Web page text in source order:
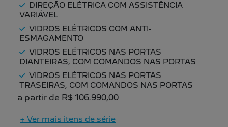
DIREÇÃO ELÉTRICA COM ASSISTÊNCIA
VARIÁVEL
VIDROS ELÉTRICOS COM ANTI-
ESMAGAMENTO
VIDROS ELÉTRICOS NAS PORTAS
DIANTEIRAS, COM COMANDOS NAS PORTAS
VIDROS ELÉTRICOS NAS PORTAS
TRASEIRAS, COM COMANDOS NAS PORTAS
a partir de R$ 106.990,00
+ Ver mais itens de série